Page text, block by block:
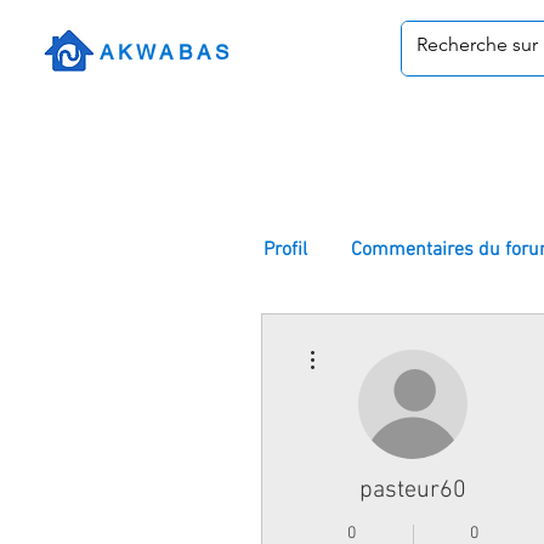
AKWABAS
pasteur60
0 0
Profil Commentaires du